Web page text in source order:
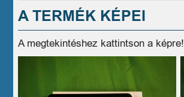
A TERMÉK KÉPEI
A megtekintéshez kattintson a képre!